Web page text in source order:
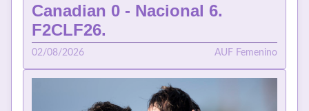
Canadian 0 - Nacional 6.
F2CLF26.
02/08/2026 AUF Femenino